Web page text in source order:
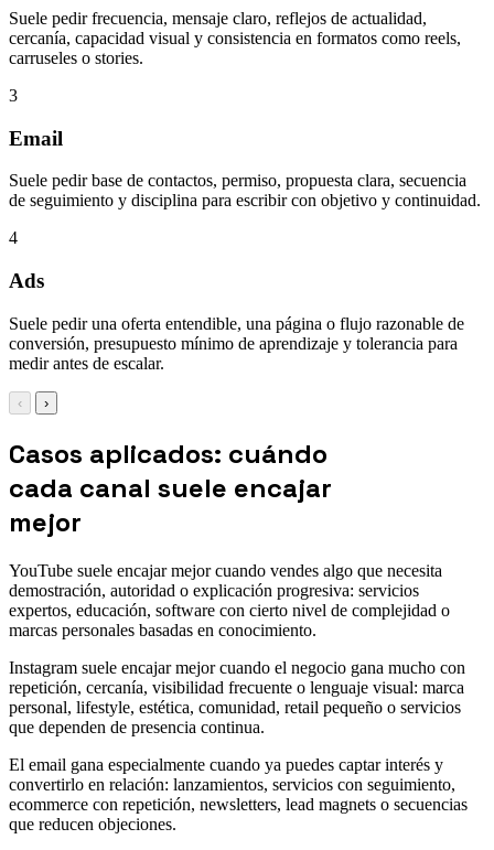
Suele pedir frecuencia, mensaje claro, reflejos de actualidad,
cercanía, capacidad visual y consistencia en formatos como reels,
carruseles o stories.
3
Email
Suele pedir base de contactos, permiso, propuesta clara, secuencia
de seguimiento y disciplina para escribir con objetivo y continuidad.
4
Ads
Suele pedir una oferta entendible, una página o flujo razonable de
conversión, presupuesto mínimo de aprendizaje y tolerancia para
medir antes de escalar.
‹ ›
Casos aplicados: cuándo
cada canal suele encajar
mejor
YouTube suele encajar mejor cuando vendes algo que necesita
demostración, autoridad o explicación progresiva: servicios
expertos, educación, software con cierto nivel de complejidad o
marcas personales basadas en conocimiento.
Instagram suele encajar mejor cuando el negocio gana mucho con
repetición, cercanía, visibilidad frecuente o lenguaje visual: marca
personal, lifestyle, estética, comunidad, retail pequeño o servicios
que dependen de presencia continua.
El email gana especialmente cuando ya puedes captar interés y
convertirlo en relación: lanzamientos, servicios con seguimiento,
ecommerce con repetición, newsletters, lead magnets o secuencias
que reducen objeciones.